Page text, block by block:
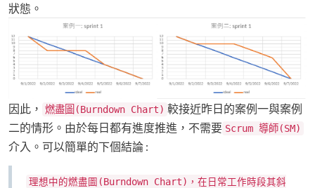
狀態。
因此， 燃盡圖(Burndown Chart) 較接近昨日的案例一與案例
二的情形。由於每日都有進度推進，不需要 Scrum 導師(SM)
介入。可以簡單的下個結論 :
理想中的燃盡圖(Burndown Chart)，在日常工作時段其斜